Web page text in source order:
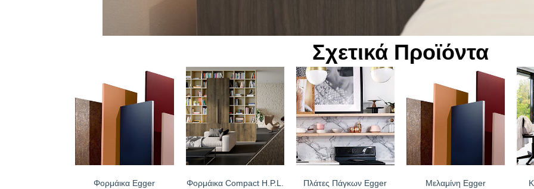
Σχετικά Προϊόντα
Φορμάικα Egger
Φορμάικα Compact H.P.L.
Πλάτες Πάγκων Egger Μελαμίνη Egger